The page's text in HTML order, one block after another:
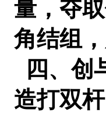
量，夺
角结组
四、创
造打双